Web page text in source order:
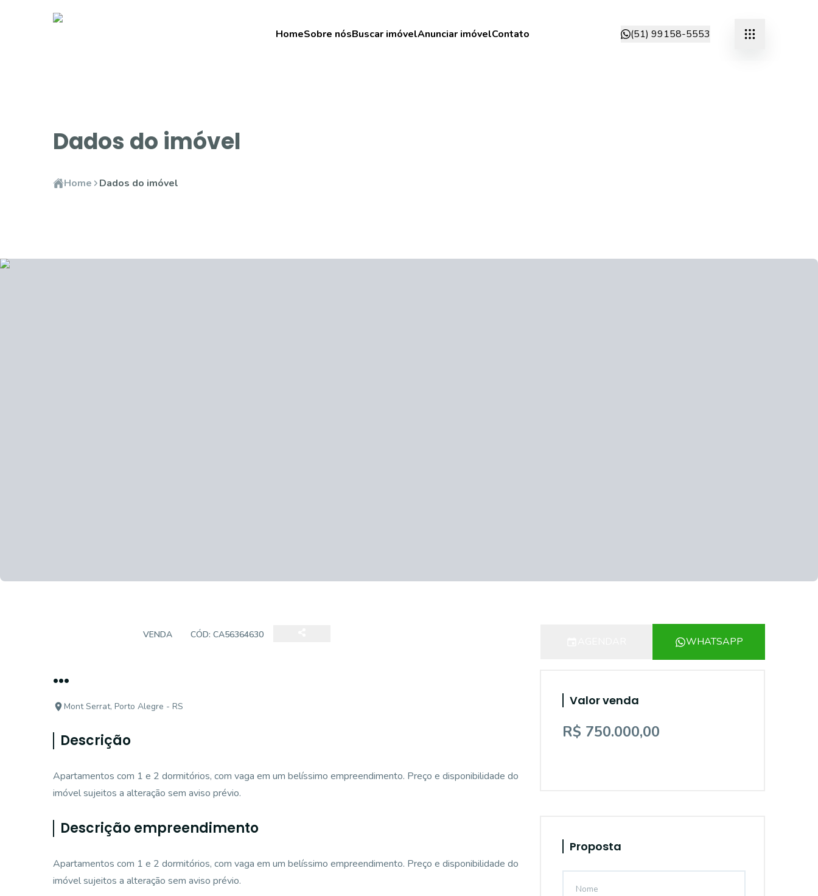
HomeSobre nósBuscar imóvelAnunciar imóvelContato (51) 99158-5553
Dados do imóvel
Home Dados do imóvel
VENDA CÓD: CA56364630
...
Mont Serrat, Porto Alegre - RS
Descrição
Apartamentos com 1 e 2 dormitórios, com vaga em um belíssimo empreendimento. Preço e disponibilidade do
imóvel sujeitos a alteração sem aviso prévio.
Descrição empreendimento
Apartamentos com 1 e 2 dormitórios, com vaga em um belíssimo empreendimento. Preço e disponibilidade do
imóvel sujeitos a alteração sem aviso prévio.
WHATSAPP
Valor venda
R$ 750.000,00
Proposta